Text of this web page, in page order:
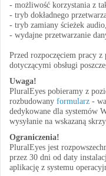
- możliwość korzystania z
- tryb dokładnego
- tryb zamiany ścieżek audio,
- wydajne przetwarzanie
Przed rozpoczęciem pracy
dotyczącymi obsługi
Uwaga!
PluralEyes pobieramy z
rozbudowany formularz -
dedykowane dla systemów
wysyłanie na wskazaną
Ograniczenia!
PluralEyes jest
przez 30 dni od daty
aplikację z systemu